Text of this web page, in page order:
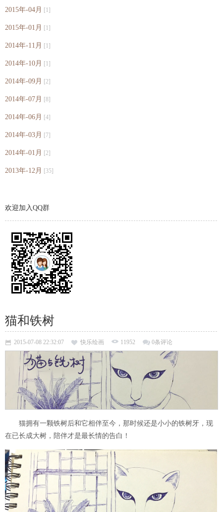
2015年-04月 [1]
2015年-01月 [1]
2014年-11月 [1]
2014年-10月 [1]
2014年-09月 [2]
2014年-07月 [8]
2014年-06月 [4]
2014年-03月 [7]
2014年-01月 [2]
2013年-12月 [35]
欢迎加入QQ群
猫和铁树
2015-07-08 22:32:07 快乐绘画 11952 0条评论
猫拥有一颗铁树后和它相伴至今，那时候还是小小的铁树牙，现
在已长成大树，陪伴才是最长情的告白！